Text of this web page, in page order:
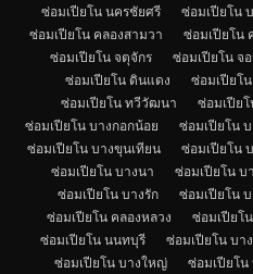
ซ่อมเปียโน นครชัยศรี
ซ่อมเปียโน
ซ่อมเปียโน คลองสามวา
ซ่อมเปียโน
ซ่อมเปียโน จตุจักร
ซ่อมเปียโน จ
ซ่อมเปียโน ดินแดง
ซ่อมเปียโ
ซ่อมเปียโน ทวีวัฒนา
ซ่อมเปีย
ซ่อมเปียโน บางกอกน้อย
ซ่อมเปียโน
ซ่อมเปียโน บางขุนเทียน
ซ่อมเปียโน
ซ่อมเปียโน บางนา
ซ่อมเปียโน บ
ซ่อมเปียโน บางรัก
ซ่อมเปียโน
ซ่อมเปียโน คลองหลวง
ซ่อมเปียโ
ซ่อมเปียโน นนทบุรี
ซ่อมเปียโน บา
ซ่อมเปียโน บางใหญ่
ซ่อมเปียโน